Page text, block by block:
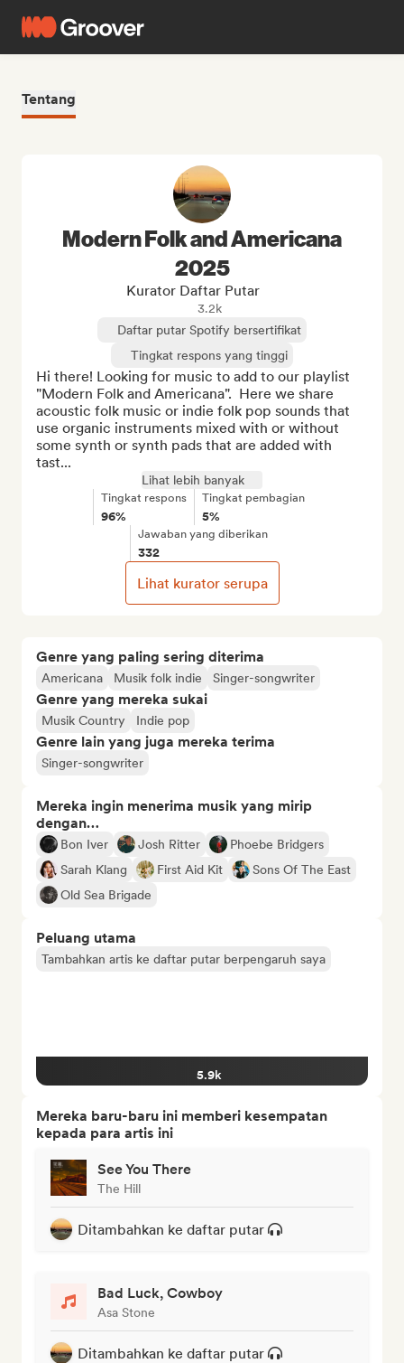
Tentang
Genre yang paling sering diterima
Americana Musik folk indie Singer-songwriter
Genre yang mereka sukai
Musik Country Indie pop
Genre lain yang juga mereka terima
Singer-songwriter
Mereka ingin menerima musik yang mirip
dengan…
Bon Iver Josh Ritter
Phoebe Bridgers
Sarah Klang
First Aid Kit
Sons Of The East
Old Sea Brigade
Peluang utama
Tambahkan artis ke daftar putar berpengaruh saya
5.9k
Mereka baru-baru ini memberi kesempatan
kepada para artis ini
See You There
The Hill
Ditambahkan ke daftar putar
Bad Luck, Cowboy
Asa Stone
Ditambahkan ke daftar putar
Modern Folk and Americana
2025
Kurator Daftar Putar
3.2k
Daftar putar Spotify bersertifikat
Tingkat respons yang tinggi
Hi there! Looking for music to add to our playlist
"Modern Folk and Americana".  Here we share
acoustic folk music or indie folk pop sounds that
use organic instruments mixed with or without
some synth or synth pads that are added with
tast...
Lihat lebih banyak
Tingkat respons
96%
Tingkat pembagian
5%
Jawaban yang diberikan
332
Lihat kurator serupa